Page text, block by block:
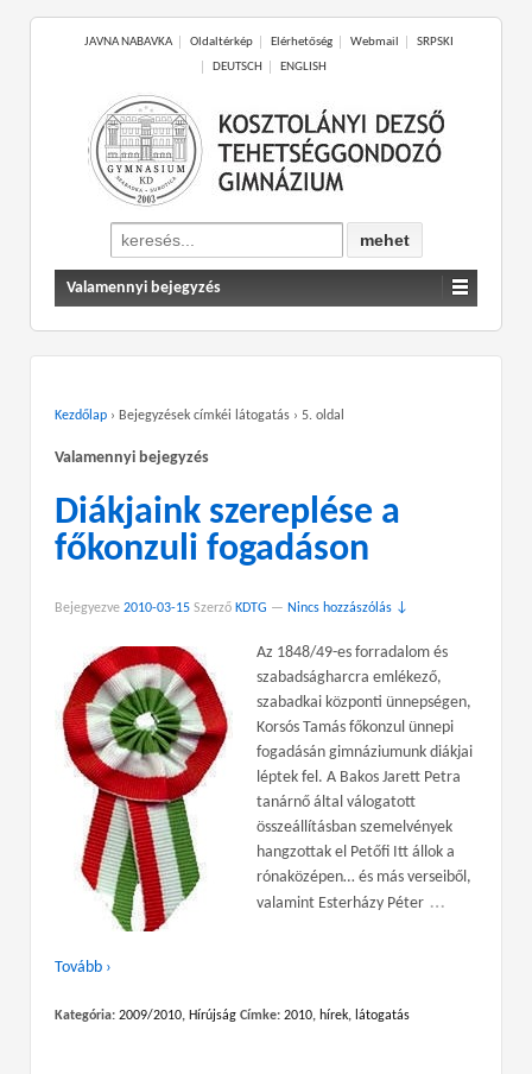
JAVNA NABAVKA Oldaltérkép Elérhetőség Webmail
SRPSKI
DEUTSCH
ENGLISH
Search
for:
Valamennyi bejegyzés
Kezdőlap › Bejegyzések címkéi látogatás › 5. oldal
Valamennyi bejegyzés
Diákjaink szereplése a
főkonzuli fogadáson
Bejegyezve 2010-03-15 Szerző KDTG — Nincs hozzászólás ↓
Az 1848/49-es forradalom és
szabadságharcra emlékező,
szabadkai központi ünnepségen,
Korsós Tamás főkonzul ünnepi
fogadásán gimnáziumunk diákjai
léptek fel. A Bakos Jarett Petra
tanárnő által válogatott
összeállításban szemelvények
hangzottak el Petőfi Itt állok a
rónaközépen… és más verseiből,
valamint Esterházy Péter …
Tovább ›
Kategória: 2009/2010, Hírújság Címke: 2010, hírek, látogatás